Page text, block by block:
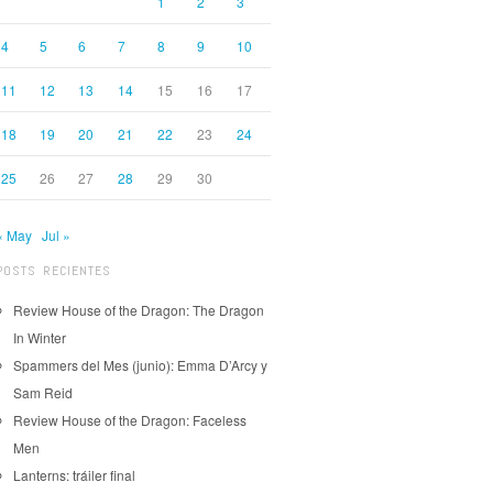
4 5 6 7 8 9 10
11 12 13 14 15 16 17
18 19 20 21 22 23 24
25 26 27 28 29 30
May Jul »
RECIENTES
Review House of the Dragon: The Dragon
In Winter
Spammers del Mes (junio): Emma D’Arcy y
Sam Reid
Review House of the Dragon: Faceless
Men
Lanterns: tráiler final